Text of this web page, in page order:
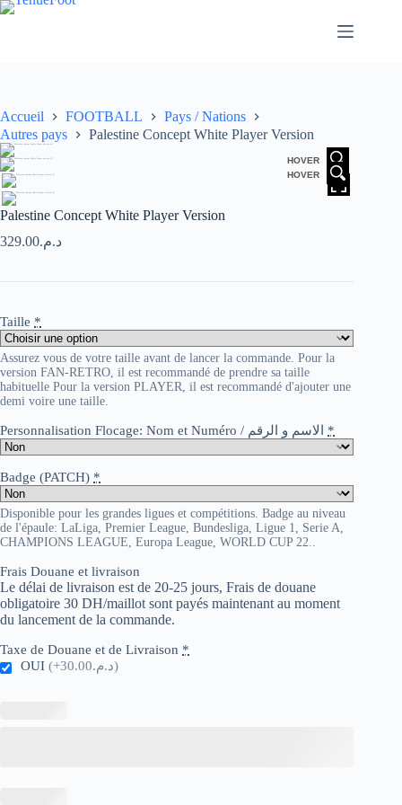
Passer
Accueil FOOTBALL
Pays / Nations
Autres pays
Palestine Concept White Player Version
HOVER
HOVER
Palestine Concept White Player Version
د.م.329.00
Taille *
Assurez vous de votre taille avant de lancer la commande. Pour la
version FAN-RETRO, il est recommandé de prendre sa taille
habituelle Pour la version PLAYER, il est recommandé d'ajouter une
demi voire une taille.
Personnalisation Flocage: Nom et Numéro / الاسم و الرقم *
Badge (PATCH) *
Disponible pour les grandes ligues et compétitions. Badge au niveau
de l'épaule: LaLiga, Premier League, Bundesliga, Ligue 1, Serie A,
CHAMPIONS LEAGUE, Europa League, WORLD CUP 22..
Frais Douane et livraison
Le délai de livraison est de 20-25 jours, Frais de douane
obligatoire 30 DH/maillot sont payés maintenant au moment
du lancement de la commande.
Taxe de Douane et de Livraison *
OUI
(+د.م.30.00)